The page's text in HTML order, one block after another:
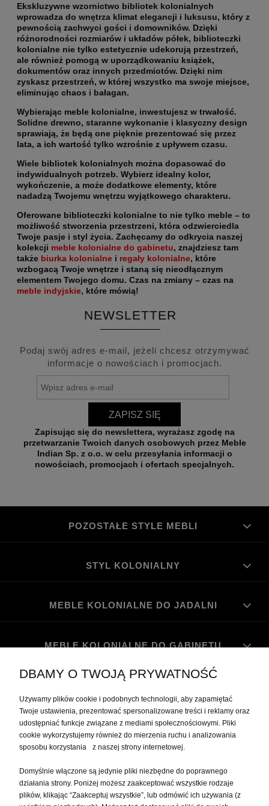
Ekskluzywne wzornictwo bibliotek kolonialnych
wprowadza do wnętrza klimat elegancji i luksusu, który z
pewnością zachwyci gości i domowników. Dzięki
różnorodności rozmiarów i układów półek, biblioteczki
kolonialne nie tylko estetycznie udekorują przestrzeń,
ale również pomogą w uporządkowaniu książek,
dokumentów oraz innych przedmiotów. Dzięki nim
zyskasz przestrzeń, w której wszystko ma swoje miejsce,
eliminując chaos i bałagan.
Wybierając meble kolonialne, inwestujesz w trwałość.
Solidne drewno, staranne wykonanie i klasyczny design
sprawiają, że będą one pięknie prezentować się przez
lata, a ich wartość tylko wzrośnie z upływem czasu.
Wiele bibliotek kolonialnych można dopasować do
indywidualnych potrzeb. Wybierz idealny kolor,
wykończenie, a może dodatkowe elementy, które
nadadzą Twojemu wnętrzu wyjątkowego charakteru.
Oferowane biblioteczki kolonialne to nie tylko meble – to
możliwość stworzenia przestrzeni, która odzwierciedla
Twoje pasje i styl życia. Zachęcamy do odkrycia naszej
kolekcji meble kolonialne do gabinetu, znajdziesz tam
także biurka kolonialne i regały kolonialne, które
wzbogacą Twoje wnętrze i staną się nieodłącznym
elementem Twojego domu. Czas na zmiany – czas na
meble indyjskie, które mówią!
NEWSLETTER
Podaj swój adres e-mail, jeżeli chcesz otrzymywać
informacje o nowościach i promocjach.
ZAPISZ SIĘ
Zapisując się do newslettera, wyrażasz zgodę na
przetwarzanie Twoich danych osobowych przez Meble
Indian Sp. z o.o. w celu przesyłania informacji o
nowościach, promocjach i ofertach specjalnych.
POZOSTAŁE STYLE MEBLI
STYL KOLONIALNY
MEBLE KOLONIALNE DO JADALNI
MEBLE KOLONIALNE DO GABINETU
PŁATNOŚCI I DOSTAWA
DBAMY O TWOJĄ PRYWATNOŚĆ
Używamy plików cookie i podobnych technologii, aby zapamiętać
Twoje ustawienia, prezentować spersonalizowane treści i reklamy oraz
udostępniać funkcje związane z mediami społecznościowymi. Pliki
cookie wykorzystujemy również do mierzenia ruchu i analizowania
sposobu korzystania z naszej strony internetowej.
Domyślnie włączone są jedynie pliki niezbędne do poprawnego
działania strony. Poniżej możesz zaakceptować wszystkie rodzaje
plików, klikając “Zaakceptuj wszystkie”, lub odmówić ich używania (z